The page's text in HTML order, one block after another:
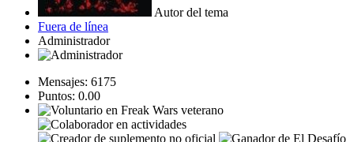
Autor del tema
Fuera de línea
Administrador
Mensajes: 6175
Puntos: 0.00